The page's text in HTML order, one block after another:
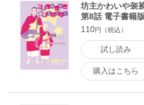
坊主かわいや袈
第8話 電子書籍版
110円（税込）
試し読み
購入はこちら